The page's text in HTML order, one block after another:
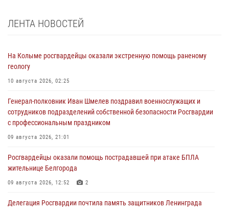
ЛЕНТА НОВОСТЕЙ
На Колыме росгвардейцы оказали экстренную помощь раненому
геологу
10 августа 2026, 02:25
Генерал-полковник Иван Шмелев поздравил военнослужащих и
сотрудников подразделений собственной безопасности Росгвардии
с профессиональным праздником
09 августа 2026, 21:01
Росгвардейцы оказали помощь пострадавшей при атаке БПЛА
жительнице Белгорода
09 августа 2026, 12:52 2
Делегация Росгвардии почтила память защитников Ленинграда